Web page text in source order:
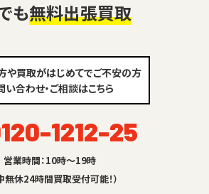
も無料出張買取
や買取がはじめてでご不安の方
い合わせ・ご相談はこちら
1212-25
営業時間：10時～19時
無休24時間買取受付可能！）